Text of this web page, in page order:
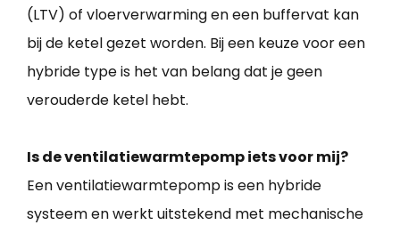
(LTV) of vloerverwarming en een buffervat kan
bij de ketel gezet worden. Bij een keuze voor een
hybride type is het van belang dat je geen
verouderde ketel hebt.
Is de ventilatiewarmtepomp iets voor mij?
Een ventilatiewarmtepomp is een hybride
systeem en werkt uitstekend met mechanische